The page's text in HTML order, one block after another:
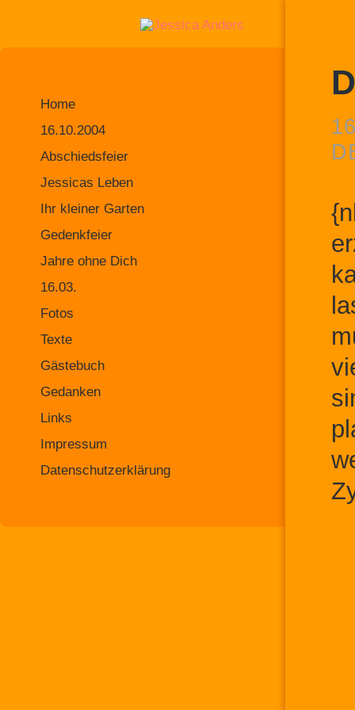
Home
16.10.2004
Abschiedsfeier
Jessicas Leben
Ihr kleiner Garten
Gedenkfeier
Jahre ohne Dich
16.03.
Fotos
Texte
Gästebuch
Gedanken
Links
Impressum
Datenschutzerklärung